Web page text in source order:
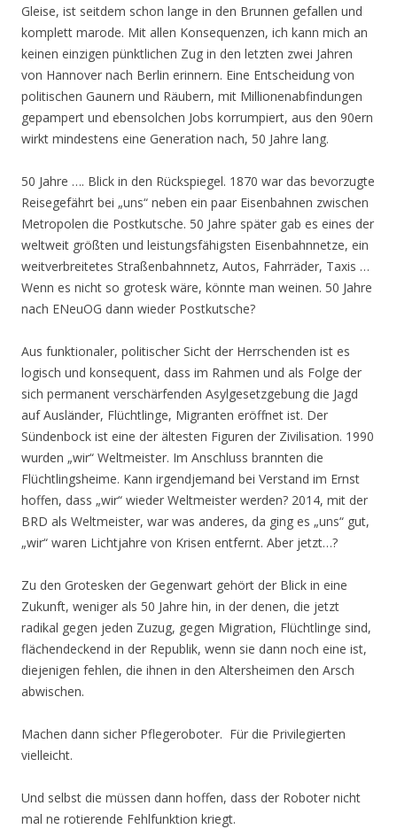
Gleise, ist seitdem schon lange in den Brunnen gefallen und
komplett marode. Mit allen Konsequenzen, ich kann mich an
keinen einzigen pünktlichen Zug in den letzten zwei Jahren
von Hannover nach Berlin erinnern. Eine Entscheidung von
politischen Gaunern und Räubern, mit Millionenabfindungen
gepampert und ebensolchen Jobs korrumpiert, aus den 90ern
wirkt mindestens eine Generation nach, 50 Jahre lang.
50 Jahre …. Blick in den Rückspiegel. 1870 war das bevorzugte
Reisegefährt bei „uns“ neben ein paar Eisenbahnen zwischen
Metropolen die Postkutsche. 50 Jahre später gab es eines der
weltweit größten und leistungsfähigsten Eisenbahnnetze, ein
weitverbreitetes Straßenbahnnetz, Autos, Fahrräder, Taxis …
Wenn es nicht so grotesk wäre, könnte man weinen. 50 Jahre
nach ENeuOG dann wieder Postkutsche?
Aus funktionaler, politischer Sicht der Herrschenden ist es
logisch und konsequent, dass im Rahmen und als Folge der
sich permanent verschärfenden Asylgesetzgebung die Jagd
auf Ausländer, Flüchtlinge, Migranten eröffnet ist. Der
Sündenbock ist eine der ältesten Figuren der Zivilisation. 1990
wurden „wir“ Weltmeister. Im Anschluss brannten die
Flüchtlingsheime. Kann irgendjemand bei Verstand im Ernst
hoffen, dass „wir“ wieder Weltmeister werden? 2014, mit der
BRD als Weltmeister, war was anderes, da ging es „uns“ gut,
„wir“ waren Lichtjahre von Krisen entfernt. Aber jetzt…?
Zu den Grotesken der Gegenwart gehört der Blick in eine
Zukunft, weniger als 50 Jahre hin, in der denen, die jetzt
radikal gegen jeden Zuzug, gegen Migration, Flüchtlinge sind,
flächendeckend in der Republik, wenn sie dann noch eine ist,
diejenigen fehlen, die ihnen in den Altersheimen den Arsch
abwischen.
Machen dann sicher Pflegeroboter. Für die Privilegierten
vielleicht.
Und selbst die müssen dann hoffen, dass der Roboter nicht
mal ne rotierende Fehlfunktion kriegt.